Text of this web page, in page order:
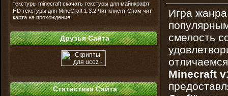
текстуры minecraft скачать текстуры для майнкрафт
HD текстуры для MineCraft 1.3.2 Чит клиент Спам чит
карта на прохождение
Друзья Сайта
Статистика Сайта
Игра
смелость
Minecraft